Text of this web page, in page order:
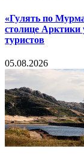
«Гулять по
столице Арктики
туристов
05.08.2026